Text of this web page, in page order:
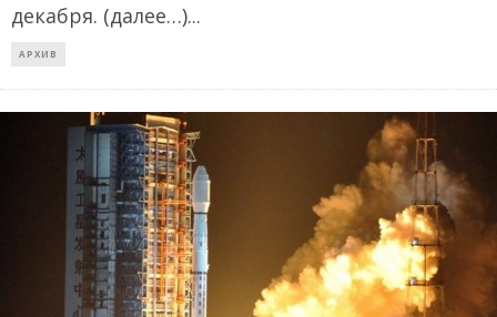
декабря. (далее…)...
АРХИВ